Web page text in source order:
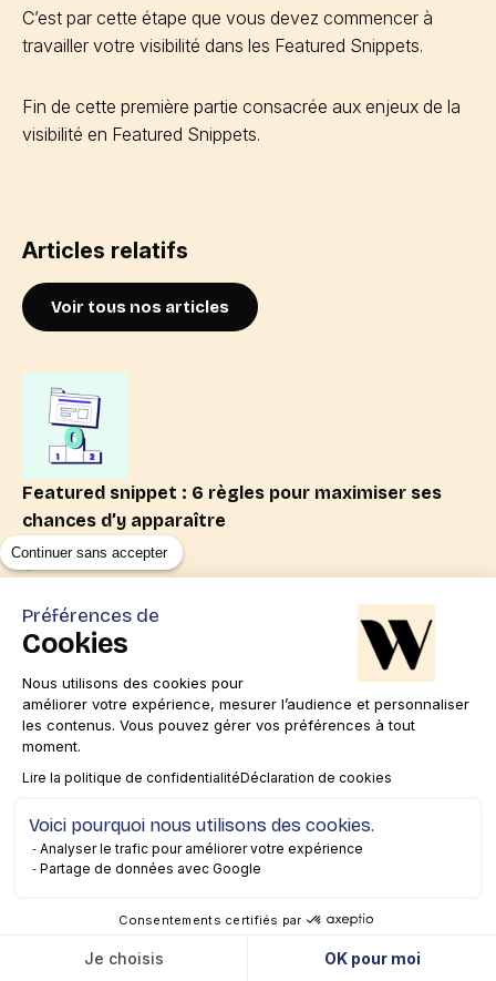
C’est par cette étape que vous devez commencer à
travailler votre visibilité dans les Featured Snippets.
Fin de cette première partie consacrée aux enjeux de la
visibilité en Featured Snippets.
Articles relatifs
Voir tous nos articles
Featured snippet : 6 règles pour maximiser ses
chances d’y apparaître
5 minutes
SEO & UX : Comment agir sur l’engagement des
utilisateurs dès la SERP ?
SEO
Comment générer du trafic sur Google Discover ?
Continuer sans accepter
Préférences de
Cookies
Nous utilisons des cookies pour
améliorer votre expérience, mesurer l’audience et personnaliser
les contenus. Vous pouvez gérer vos préférences à tout
moment.
Lire la politique de confidentialitéDéclaration de cookies
Voici pourquoi nous utilisons des cookies.
Analyser le trafic pour améliorer votre expérience
Partage de données avec Google
Consentements certifiés par
Je choisis OK pour moi